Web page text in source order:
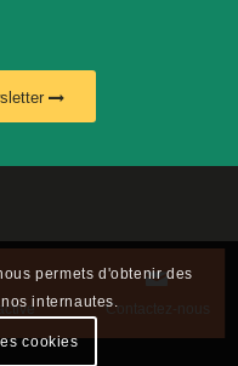
Contactez-nous
permets d'obtenir des
internautes.
cookies